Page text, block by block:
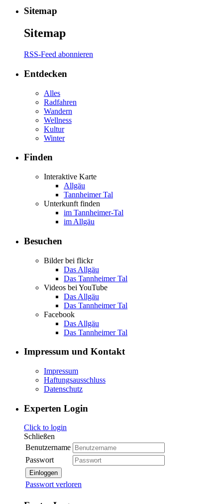
Sitemap
Sitemap
RSS-Feed abonnieren
Entdecken
Alles
Radfahren
Wandern
Wellness
Kultur
Winter
Finden
Interaktive Karte
Allgäu
Tannheimer Tal
Unterkunft finden
im Tannheimer-Tal
im Allgäu
Besuchen
Bilder bei flickr
Das Allgäu
Das Tannheimer Tal
Videos bei YouTube
Das Allgäu
Das Tannheimer Tal
Facebook
Das Allgäu
Das Tannheimer Tal
Impressum und Kontakt
Impressum
Haftungsausschluss
Datenschutz
Experten Login
Click to login
Schließen
Benutzername
Passwort
Einloggen
Passwort verloren